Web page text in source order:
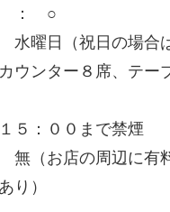
： ○
曜日（祝日の場合は
ンター８席、テー
：００まで禁煙
（お店の周辺に有
り）